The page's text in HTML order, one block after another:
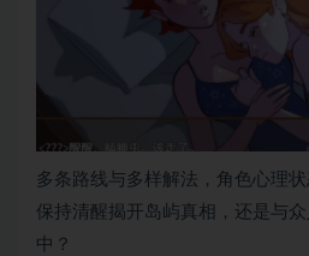
多条路线与多样解法，角色心理
保持清醒揭开岛屿真相，还是与
中？